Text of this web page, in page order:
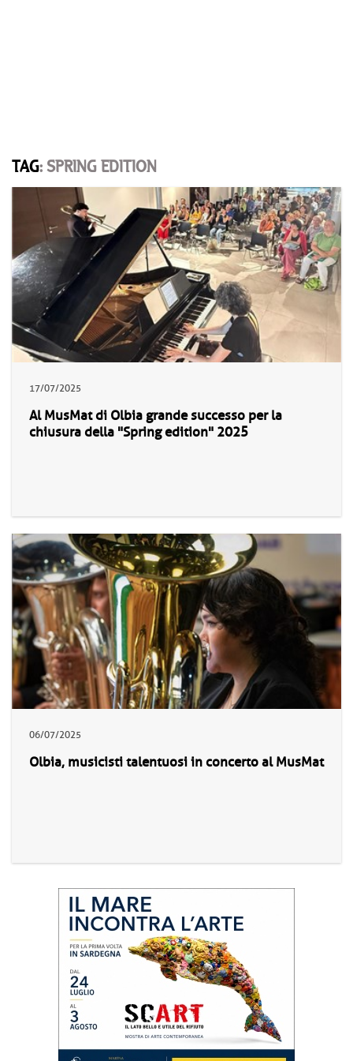
TAG: SPRING EDITION
17/07/2025
Al MusMat di Olbia grande successo per la
chiusura della "Spring edition" 2025
06/07/2025
Olbia, musicisti talentuosi in concerto al MusMat